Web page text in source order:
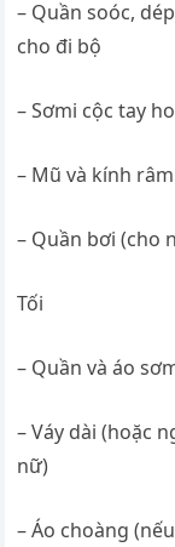
– Quần soóc,
cho đi bộ
– Sơmi cộc tay
– Mũ và kính râm
– Quần bơi (cho
Tối
– Quần và áo
– Váy dài (hoặc
nữ)
– Áo choàng